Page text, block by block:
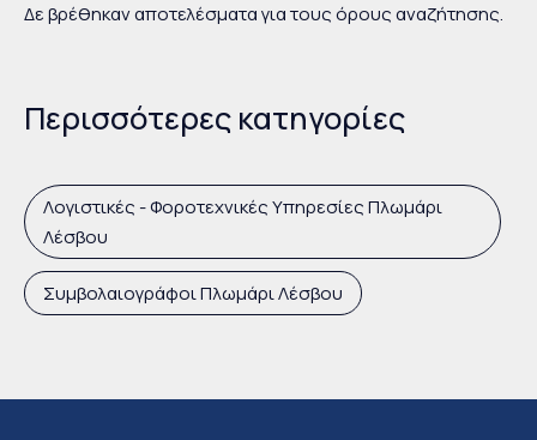
Δε βρέθηκαν αποτελέσματα για τους όρους αναζήτησης.
Περισσότερες κατηγορίες
Λογιστικές - Φοροτεχνικές Υπηρεσίες Πλωμάρι
Λέσβου
Συμβολαιογράφοι Πλωμάρι Λέσβου